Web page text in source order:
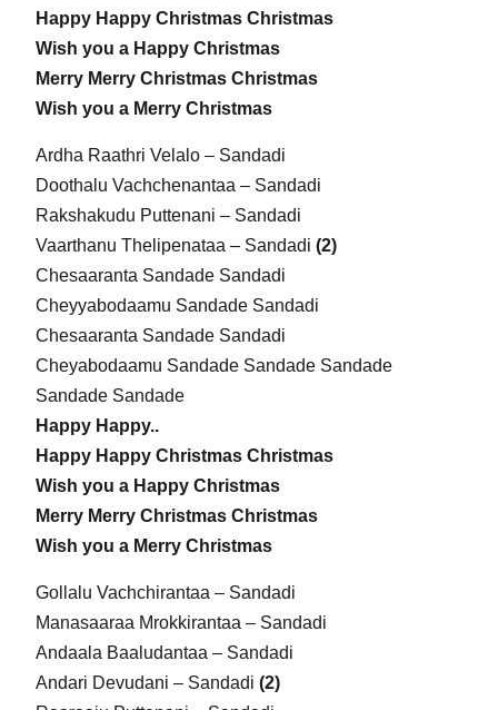
Happy Happy Christmas Christmas
Wish you a Happy Christmas
Merry Merry Christmas Christmas
Wish you a Merry Christmas
Ardha Raathri Velalo – Sandadi
Doothalu Vachchenantaa – Sandadi
Rakshakudu Puttenani – Sandadi
Vaarthanu Thelipenataa – Sandadi (2)
Chesaaranta Sandade Sandadi
Cheyyabodaamu Sandade Sandadi
Chesaaranta Sandade Sandadi
Cheyabodaamu Sandade Sandade Sandade
Sandade Sandade
Happy Happy..
Happy Happy Christmas Christmas
Wish you a Happy Christmas
Merry Merry Christmas Christmas
Wish you a Merry Christmas
Gollalu Vachchirantaa – Sandadi
Manasaaraa Mrokkirantaa – Sandadi
Andaala Baaludantaa – Sandadi
Andari Devudani – Sandadi (2)